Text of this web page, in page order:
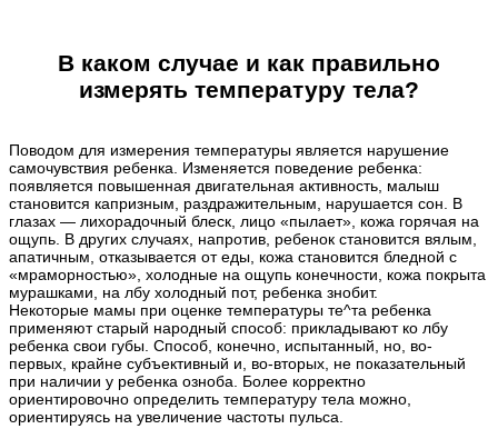
В каком случае и как правильно
измерять температуру тела?
Поводом для измерения температуры является нарушение
самочувствия ребенка. Изменяется поведение ребенка:
появляется повышенная двигательная активность, малыш
становится капризным, раздражительным, нарушается сон. В
глазах — лихорадочный блеск, лицо «пылает», кожа горячая на
ощупь. В других случаях, напротив, ребенок становится вялым,
апатичным, отказывается от еды, кожа становится бледной с
«мраморностью», холодные на ощупь конечности, кожа покрыта
мурашками, на лбу холодный пот, ребенка знобит.
Некоторые мамы при оценке температуры те^та ребенка
применяют старый народный способ: прикладывают ко лбу
ребенка свои губы. Способ, конечно, испытанный, но, во-
первых, крайне субъективный и, во-вторых, не показательный
при наличии у ребенка озноба. Более корректно
ориентировочно определить температуру тела можно,
ориентируясь на увеличение частоты пульса.